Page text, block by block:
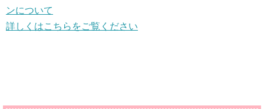
ンについて
詳しくはこちらをご覧ください